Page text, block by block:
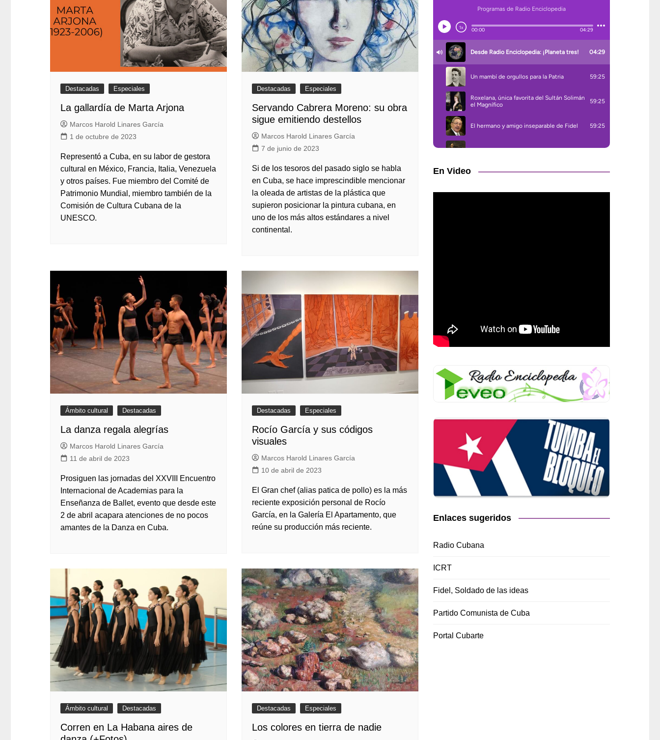
Destacadas Especiales
La gallardía de Marta Arjona
Marcos Harold Linares García
1 de octubre de 2023
Representó a Cuba, en su labor de gestora
cultural en México, Francia, Italia, Venezuela
y otros países. Fue miembro del Comité de
Patrimonio Mundial, miembro también de la
Comisión de Cultura Cubana de la
UNESCO.
Destacadas Especiales
Servando Cabrera Moreno: su obra
sigue emitiendo destellos
Marcos Harold Linares García
7 de junio de 2023
Si de los tesoros del pasado siglo se habla
en Cuba, se hace imprescindible mencionar
la oleada de artistas de la plástica que
supieron posicionar la pintura cubana, en
uno de los más altos estándares a nivel
continental.
Ámbito cultural Destacadas
La danza regala alegrías
Marcos Harold Linares García
11 de abril de 2023
Prosiguen las jornadas del XXVIII Encuentro
Internacional de Academias para la
Enseñanza de Ballet, evento que desde este
2 de abril acapara atenciones de no pocos
amantes de la Danza en Cuba.
Destacadas Especiales
Rocío García y sus códigos
visuales
Marcos Harold Linares García
10 de abril de 2023
El Gran chef (alias patica de pollo) es la más
reciente exposición personal de Rocío
García, en la Galería El Apartamento, que
reúne su producción más reciente.
Ámbito cultural Destacadas
Corren en La Habana aires de
Destacadas Especiales
Los colores en tierra de nadie
En Video
Enlaces sugeridos
Radio Cubana
ICRT
Fidel, Soldado de las ideas
Partido Comunista de Cuba
Portal Cubarte